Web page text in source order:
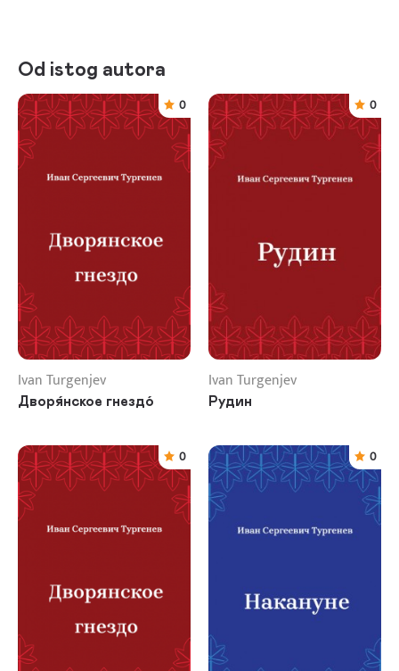
Od istog autora
0
Ivan Turgenjev
Дворя́нское гнездо́
0
Ivan Turgenjev
Рудин
0 0